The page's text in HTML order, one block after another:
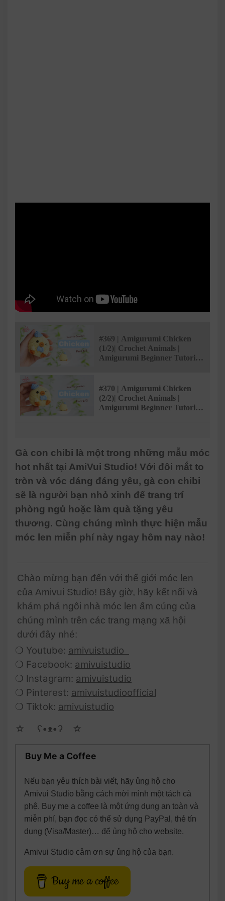
#369 | Amigurumi Chicken
(1/2)| Crochet Animals |
Amigurumi Beginner Tutorial
#370 | Amigurumi Chicken
(2/2)| Crochet Animals |
Amigurumi Beginner Tutorial
Gà con chibi là một trong những mẫu móc
hot nhất tại AmiVui Studio! Với đôi mắt to
tròn và vóc dáng đáng yêu, gà con chibi
sẽ là người bạn nhỏ xinh để trang trí
phòng ngủ hoặc làm quà tặng yêu
thương. Cùng chúng mình thực hiện mẫu
móc len miễn phí này ngay hôm nay nào!
Chào mừng bạn đến với thế giới móc len
của Amivui Studio! Bây giờ, hãy kết nối và
khám phá ngôi nhà móc len ấm cúng của
chúng mình trên các trang mạng xã hội
dưới đây nhé:
❍ Youtube: amivuistudio
❍ Facebook: amivuistudio
❍ Instagram: amivuistudio
❍ Pinterest: amivuistudioofficial
❍ Tiktok: amivuistudio
☆ゝ ʕ•ᴥ•ʔゝ☆
Buy Me a Coffee
Nếu bạn yêu thích bài viết, hãy ủng hộ cho
Amivui Studio bằng cách mời mình một tách cà
phê. Buy me a coffee là một ứng dụng an toàn và
miễn phí, bạn đọc có thể sử dụng PayPal, thẻ tín
dụng (Visa/Master)… để ủng hộ cho website.
Amivui Studio cảm ơn sự ủng hộ của bạn.
Buy me a coffee